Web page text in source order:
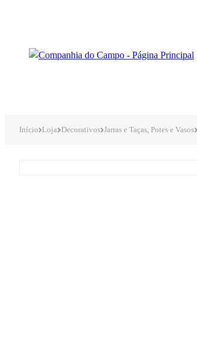
Início Loja Decorativos Jarras e Taças, Potes e Vasos